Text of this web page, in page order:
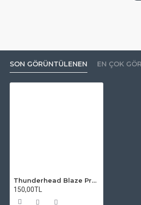
SON GÖRÜNTÜLENEN EN ÇOK
Thunderhead Blaze Pro Max RTA Atomizer Camı
150,00TL